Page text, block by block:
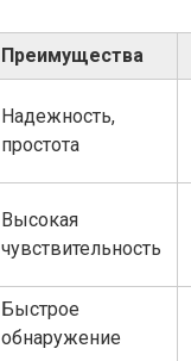
Преимущества
Надежность,
простота
Высокая
чувствительность
Быстрое
обнаружение